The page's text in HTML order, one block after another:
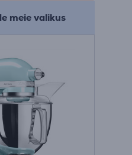
meie valikus